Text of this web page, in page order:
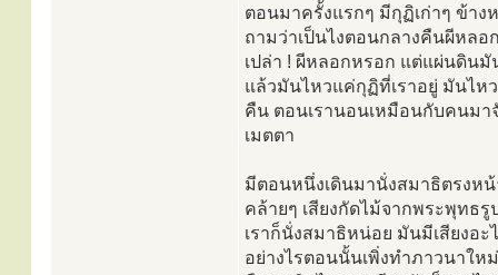
ตอนมาครั้งแรกๆ มีกุฏิเก่าๆ ข้า
ถามว่าเป็นไงตอนกลางคืนผีหล
เปล่า ! ผีหลอกหรอก แต่แผ่นดิน
แล้วมันไหวแค่กุฏิที่เราอยู่ มันไห
คืน ตอนเรานอนเหมือนกับคนมา
เมตตา
มีตอนหนึ่งเดินมานั่งสมาธิตรงห
คล้ายๆ เสียงกัดไม้จากพระพุทธ
เราก็นั่งสมาธิหน่อย มันมีเสียงอ
อย่างไรตอนนั้นเพิ่งทำภาวนาให